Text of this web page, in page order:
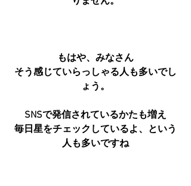
もはや、みなさん
そう感じていらっしゃる人も多いでし
ょう。
SNSで発信されているかたも増え
毎日星をチェックしているよ、という
人も多いですね